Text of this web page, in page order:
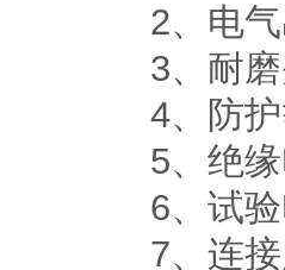
2、电
3、耐
4、防
5、绝
6、试
7、连